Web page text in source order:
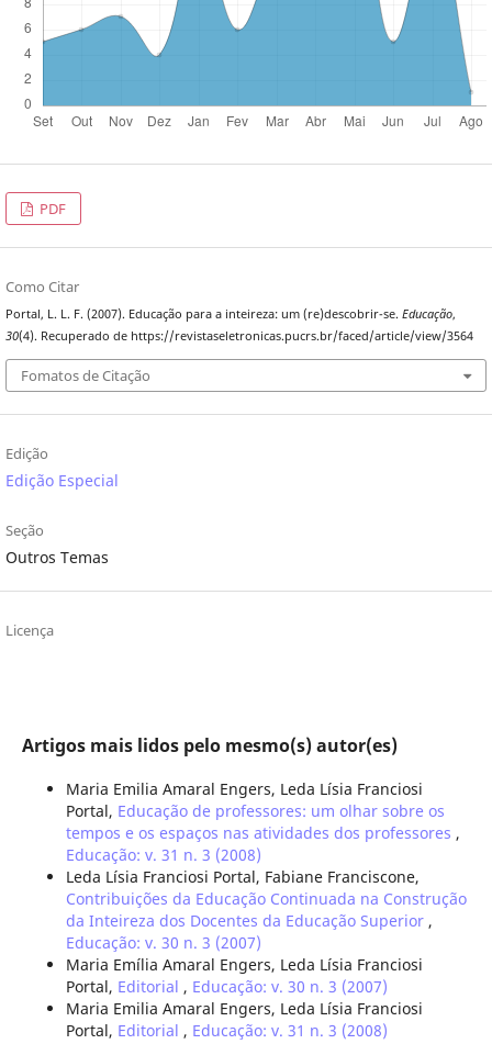
PDF
Como Citar
Portal, L. L. F. (2007). Educação para a inteireza: um (re)descobrir-se. Educação,
30(4). Recuperado de https://revistaseletronicas.pucrs.br/faced/article/view/3564
Fomatos de Citação
Edição
Edição Especial
Seção
Outros Temas
Licença
Artigos mais lidos pelo mesmo(s) autor(es)
Maria Emilia Amaral Engers, Leda Lísia Franciosi
Portal, Educação de professores: um olhar sobre os
tempos e os espaços nas atividades dos professores ,
Educação: v. 31 n. 3 (2008)
Leda Lísia Franciosi Portal, Fabiane Franciscone,
Contribuições da Educação Continuada na Construção
da Inteireza dos Docentes da Educação Superior ,
Educação: v. 30 n. 3 (2007)
Maria Emília Amaral Engers, Leda Lísia Franciosi
Portal, Editorial , Educação: v. 30 n. 3 (2007)
Maria Emilia Amaral Engers, Leda Lísia Franciosi
Portal, Editorial , Educação: v. 31 n. 3 (2008)